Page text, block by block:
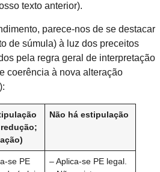
texto anterior).
parece-nos de se destacar
de súmula) à luz dos preceitos
pela regra geral de interpretação
coerência à nova alteração
):
Não há estipulação
se PE
– Aplica-se PE legal.